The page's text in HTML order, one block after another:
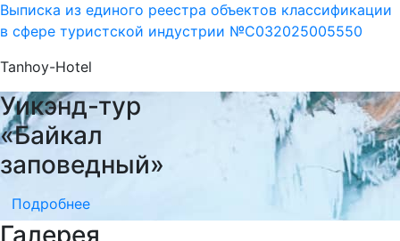
Выписка из единого реестра объектов классификации
в сфере туристской индустрии №С032025005550
Tanhoy-Hotel
Уикэнд-тур
«Байкал
заповедный»
Подробнее
Галерея